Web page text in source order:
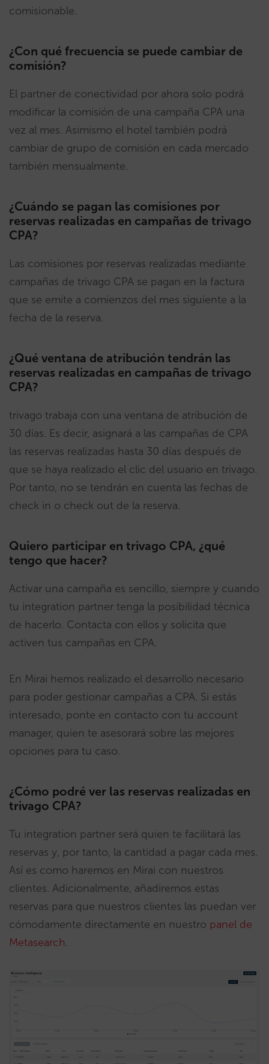
comisionable.
¿Con qué frecuencia se puede cambiar de
comisión?
El partner de conectividad por ahora solo podrá
modificar la comisión de una campaña CPA una
vez al mes. Asimismo el hotel también podrá
cambiar de grupo de comisión en cada mercado
también mensualmente.
¿Cuándo se pagan las comisiones por
reservas realizadas en campañas de trivago
CPA?
Las comisiones por reservas realizadas mediante
campañas de trivago CPA se pagan en la factura
que se emite a comienzos del mes siguiente a la
fecha de la reserva.
¿Qué ventana de atribución tendrán las
reservas realizadas en campañas de trivago
CPA?
trivago trabaja con una ventana de atribución de
30 días. Es decir, asignará a las campañas de CPA
las reservas realizadas hasta 30 días después de
que se haya realizado el clic del usuario en trivago.
Por tanto, no se tendrán en cuenta las fechas de
check in o check out de la reserva.
Quiero participar en trivago CPA, ¿qué
tengo que hacer?
Activar una campaña es sencillo, siempre y cuando
tu integration partner tenga la posibilidad técnica
de hacerlo. Contacta con ellos y solicita que
activen tus campañas en CPA.
En Mirai hemos realizado el desarrollo necesario
para poder gestionar campañas a CPA. Si estás
interesado, ponte en contacto con tu account
manager, quien te asesorará sobre las mejores
opciones para tu caso.
¿Cómo podré ver las reservas realizadas en
trivago CPA?
Tu integration partner será quien te facilitará las
reservas y, por tanto, la cantidad a pagar cada mes.
Así es como haremos en Mirai con nuestros
clientes. Adicionalmente, añadiremos estas
reservas para que nuestros clientes las puedan ver
cómodamente directamente en nuestro panel de
Metasearch.